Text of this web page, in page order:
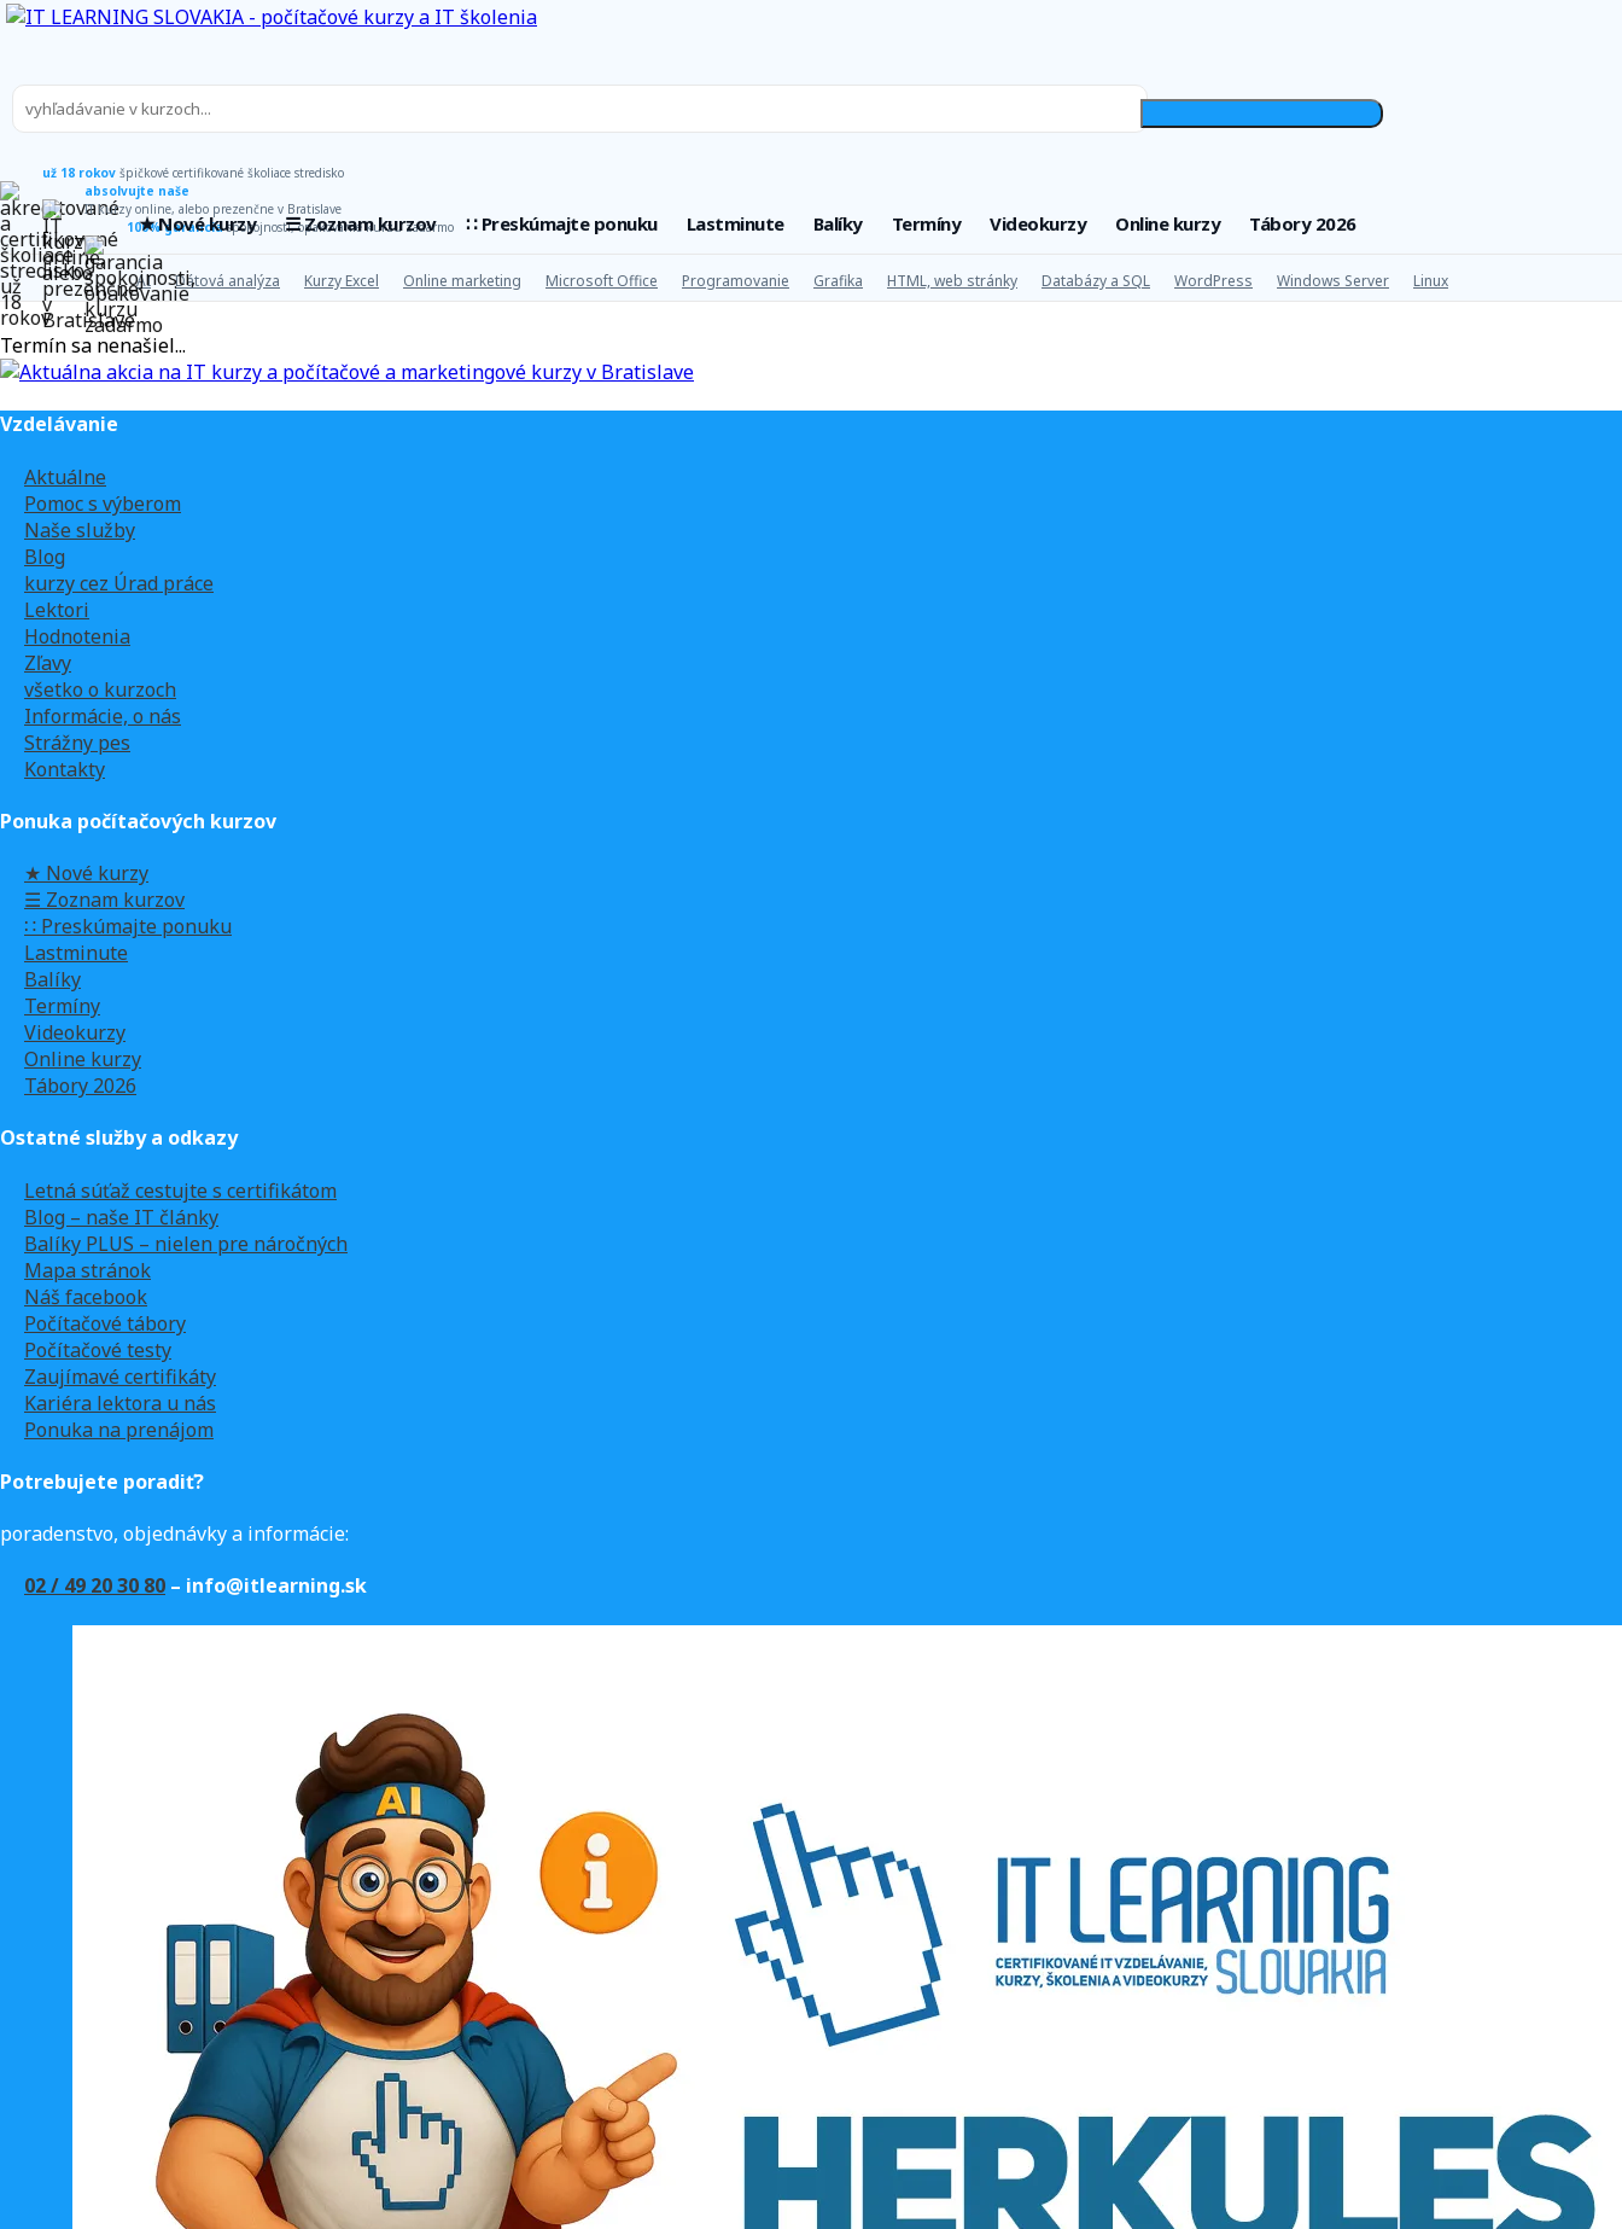
už 18 rokov špičkové certifikované školiace stredisko
absolvujte naše
IT kurzy online, alebo prezenčne v Bratislave
100% garanciaspokojnosti, opakovanie kurzu zadarmo
★ Nové kurzy ☰ Zoznam kurzov ∷ Preskúmajte ponuku Lastminute Balíky Termíny Videokurzy Online kurzy Tábory 2026
AI Dátová analýza Kurzy Excel Online marketing Microsoft Office Programovanie Grafika HTML, web stránky Databázy a SQL WordPress Windows Server Linux
Termín sa nenašiel...
Vzdelávanie
Aktuálne
Pomoc s výberom
Naše služby
Blog
kurzy cez Úrad práce
Lektori
Hodnotenia
Zľavy
všetko o kurzoch
Informácie, o nás
Strážny pes
Kontakty
Ponuka počítačových kurzov
★ Nové kurzy
☰ Zoznam kurzov
∷ Preskúmajte ponuku
Lastminute
Balíky
Termíny
Videokurzy
Online kurzy
Tábory 2026
Ostatné služby a odkazy
Letná súťaž cestujte s certifikátom
Blog – naše IT články
Balíky PLUS – nielen pre náročných
Mapa stránok
Náš facebook
Počítačové tábory
Počítačové testy
Zaujímavé certifikáty
Kariéra lektora u nás
Ponuka na prenájom
Potrebujete poradiť?
poradenstvo, objednávky a informácie:
02 / 49 20 30 80 – info@itlearning.sk